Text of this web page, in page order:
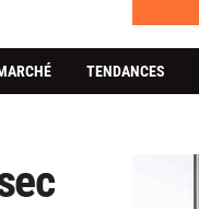
TENDANCES